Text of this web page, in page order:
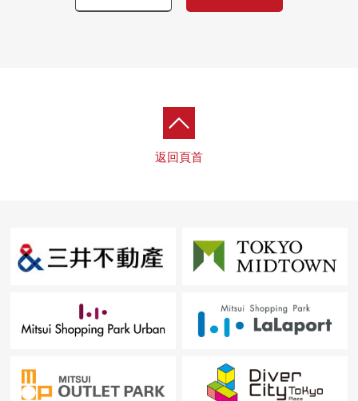
返回頁首